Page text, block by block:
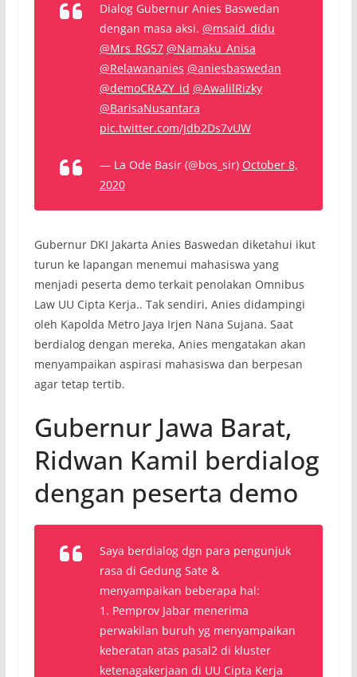
Dialog Gubernur Anies Baswedan
dengan masa aksi. @msaid_didu
@Mrs_RG57 @Namaku_Anisa
@Relawananies @aniesbaswedan
@demoCRAZY_id @AwalilRizky
@BarisaNusantara
pic.twitter.com/Jdb2Ds7vUW
— La Ode Basir (@bos_sir) October 8,
2020
Gubernur DKI Jakarta Anies Baswedan diketahui ikut
turun ke lapangan menemui mahasiswa yang
menjadi peserta demo terkait penolakan Omnibus
Law UU Cipta Kerja.. Tak sendiri, Anies didampingi
oleh Kapolda Metro Jaya Irjen Nana Sujana. Saat
berdialog dengan mereka, Anies mengatakan akan
menyampaikan aspirasi mahasiswa dan berpesan
agar tetap tertib.
Gubernur Jawa Barat,
Ridwan Kamil berdialog
dengan peserta demo
Saya berdialog dgn para pengunjuk
rasa di Gedung Sate &
menyampaikan beberapa hal:
1. Pemprov Jabar menerima
perwakilan buruh yg menyampaikan
keberatan atas pasal2 di kluster
ketenagakerjaan di UU Cipta Kerja